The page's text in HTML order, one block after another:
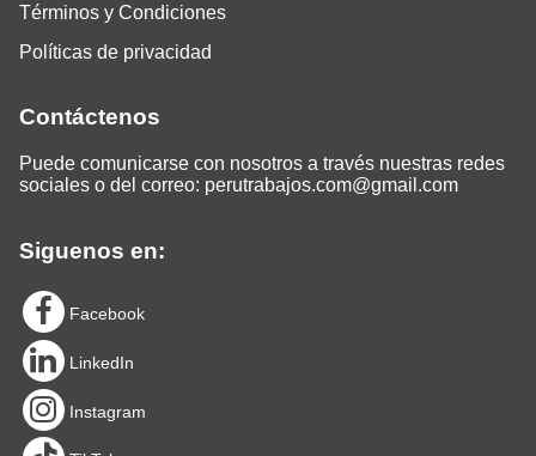
Términos y Condiciones
Políticas de privacidad
Contáctenos
Puede comunicarse con nosotros a través nuestras redes
sociales o del correo: perutrabajos.com@gmail.com
Siguenos en:
Facebook
LinkedIn
Instagram